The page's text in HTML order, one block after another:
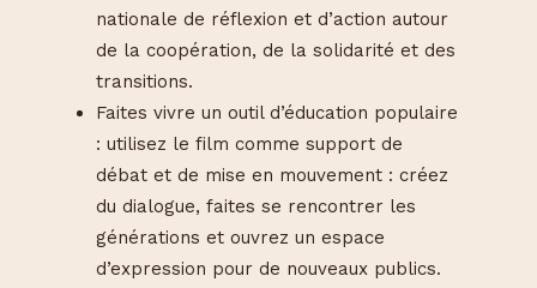
nationale de réflexion et d’action autour
de la coopération, de la solidarité et des
transitions.
Faites vivre un outil d’éducation populaire
: utilisez le film comme support de
débat et de mise en mouvement : créez
du dialogue, faites se rencontrer les
générations et ouvrez un espace
d’expression pour de nouveaux publics.